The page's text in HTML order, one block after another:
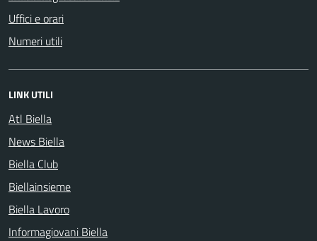
Uffici e orari
Numeri utili
LINK UTILI
Atl Biella
News Biella
Biella Club
Biellainsieme
Biella Lavoro
Informagiovani Biella